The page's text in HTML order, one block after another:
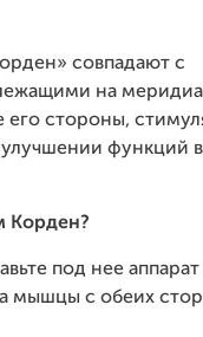
совпадают с
на
его стороны,
улучшении функций
Корден?
под нее
мышцы с обеих